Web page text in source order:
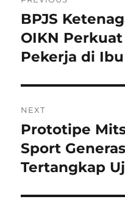
pos
Previous
post:
BPJS
OIKN
Pekerja di
NEXT
Next
post:
Prototipe
Sport
Tertangkap